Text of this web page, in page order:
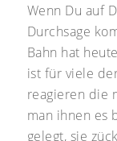
Wenn Du auf
Durchsage
Bahn hat
ist für viele
reagieren die
man ihnen es
gelegt, sie